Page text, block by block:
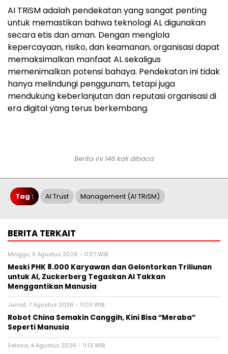
AI TRiSM adalah pendekatan yang sangat penting
untuk memastikan bahwa teknologi AL digunakan
secara etis dan aman. Dengan menglola
kepercayaan, risiko, dan keamanan, organisasi dapat
memaksimalkan manfaat AL sekaligus
memenimalkan potensi bahaya. Pendekatan ini tidak
hanya melindungi penggunam, tetapi juga
mendukung keberlanjutan dan reputasi organisasi di
era digital yang terus berkembang.
Berita ini 146 kali dibaca
Tag : AI Trust Management (AI TRiSM)
BERITA TERKAIT
Minggu, 9 Agustus 2026 - 11:07 WIB
Meski PHK 8.000 Karyawan dan Gelontorkan Triliunan
untuk AI, Zuckerberg Tegaskan AI Takkan
Menggantikan Manusia
Jumat, 7 Agustus 2026 - 11:03 WIB
Robot China Semakin Canggih, Kini Bisa “Meraba”
Seperti Manusia
Selasa, 4 Agustus 2026 - 11:13 WIB